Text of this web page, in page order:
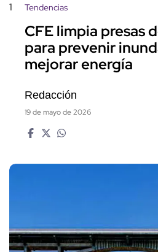
1 Tendencias
CFE limpia presas
para prevenir
mejorar energía
Redacción
19 de mayo de 2026